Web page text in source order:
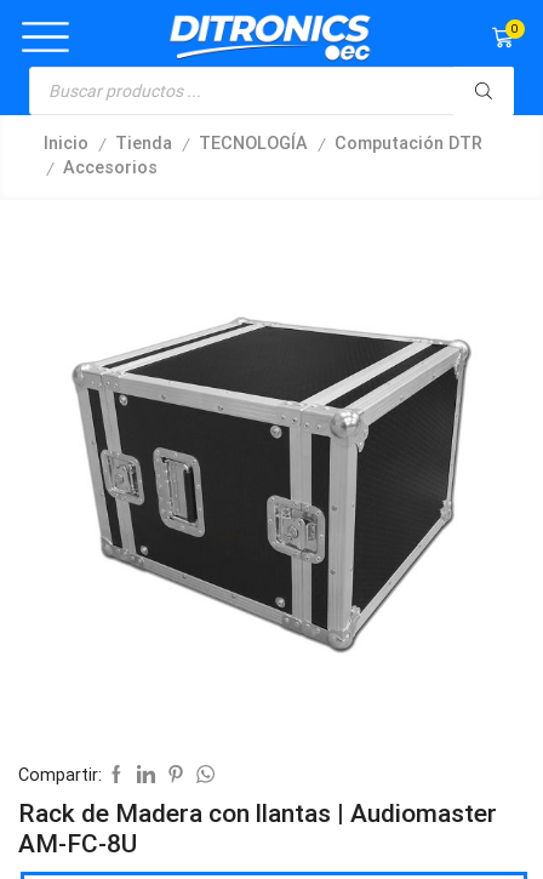
0
Inicio / Tienda / TECNOLOGÍA / Computación DTR
/ Accesorios
Compartir:
Rack de Madera con llantas | Audiomaster
AM-FC-8U